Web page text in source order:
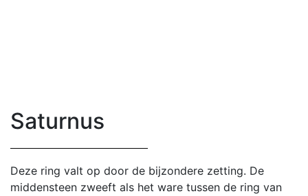
Saturnus
Deze ring valt op door de bijzondere zetting. De
middensteen zweeft als het ware tussen de ring van